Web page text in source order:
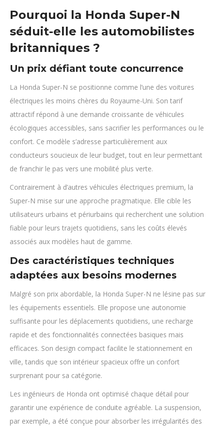
Pourquoi la Honda Super-N
séduit-elle les automobilistes
britanniques ?
Un prix défiant toute concurrence
La Honda Super-N se positionne comme l’une des voitures
électriques les moins chères du Royaume-Uni. Son tarif
attractif répond à une demande croissante de véhicules
écologiques accessibles, sans sacrifier les performances ou le
confort. Ce modèle s’adresse particulièrement aux
conducteurs soucieux de leur budget, tout en leur permettant
de franchir le pas vers une mobilité plus verte.
Contrairement à d’autres véhicules électriques premium, la
Super-N mise sur une approche pragmatique. Elle cible les
utilisateurs urbains et périurbains qui recherchent une solution
fiable pour leurs trajets quotidiens, sans les coûts élevés
associés aux modèles haut de gamme.
Des caractéristiques techniques
adaptées aux besoins modernes
Malgré son prix abordable, la Honda Super-N ne lésine pas sur
les équipements essentiels. Elle propose une autonomie
suffisante pour les déplacements quotidiens, une recharge
rapide et des fonctionnalités connectées basiques mais
efficaces. Son design compact facilite le stationnement en
ville, tandis que son intérieur spacieux offre un confort
surprenant pour sa catégorie.
Les ingénieurs de Honda ont optimisé chaque détail pour
garantir une expérience de conduite agréable. La suspension,
par exemple, a été conçue pour absorber les irrégularités des